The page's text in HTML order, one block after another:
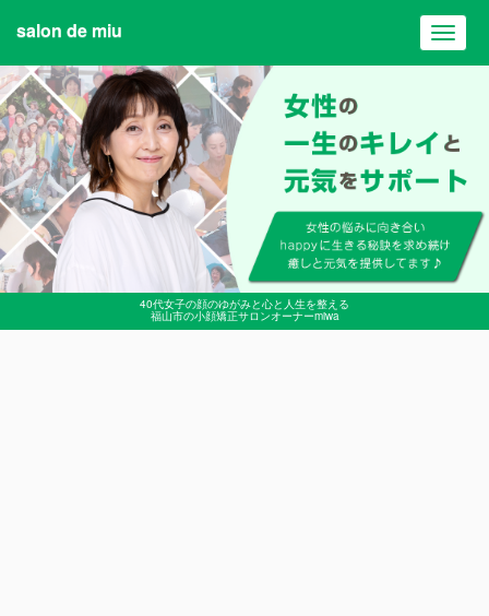
40代女子の顔のゆがみと心と人生を整える
福山市の小顔矯正サロンオーナーmiwa
salon de miu